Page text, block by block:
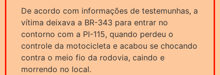
De acordo com informações de testemunhas, a
vítima deixava a BR-343 para entrar no
contorno com a PI-115, quando perdeu o
controle da motocicleta e acabou se chocando
contra o meio fio da rodovia, caindo e
morrendo no local.